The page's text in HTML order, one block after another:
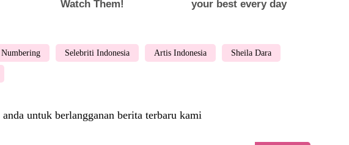
Numbering Selebriti Indonesia Artis Indonesia Sheila Dara
untuk berlangganan berita terbaru kami